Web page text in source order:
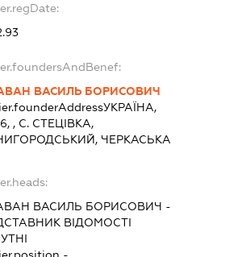
ВАСИЛЬ БОРИСОВИЧ
УКРАЇНА,
, С. СТЕЦІВКА,
ЧЕРКАСЬКА
ВАСИЛЬ БОРИСОВИЧ -
ВІДОМОСТІ